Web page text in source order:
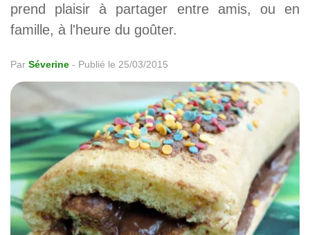
prend plaisir à partager entre amis, ou en
famille, à l'heure du goûter.
Par Séverine - Publié le 25/03/2015